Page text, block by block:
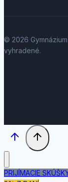
© 2026
vyhradené.
PRIJÍMACIE